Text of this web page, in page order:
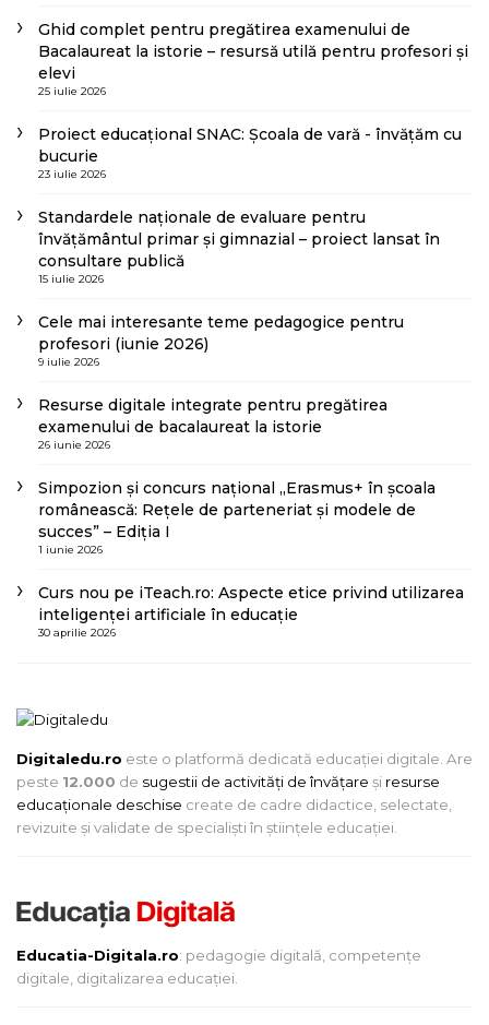
Ghid complet pentru pregătirea examenului de
Bacalaureat la istorie – resursă utilă pentru profesori și
elevi
25 iulie 2026
Proiect educațional SNAC: Școala de vară - învățăm cu
bucurie
23 iulie 2026
Standardele naționale de evaluare pentru
învățământul primar și gimnazial – proiect lansat în
consultare publică
15 iulie 2026
Cele mai interesante teme pedagogice pentru
profesori (iunie 2026)
9 iulie 2026
Resurse digitale integrate pentru pregătirea
examenului de bacalaureat la istorie
26 iunie 2026
Simpozion și concurs național „Erasmus+ în școala
românească: Rețele de parteneriat și modele de
succes” – Ediția I
1 iunie 2026
Curs nou pe iTeach.ro: Aspecte etice privind utilizarea
inteligenței artificiale în educație
30 aprilie 2026
Digitaledu.ro este o platformă dedicată educației digitale. Are
peste 12.000 de sugestii de activități de învățare și resurse
educaționale deschise create de cadre didactice, selectate,
revizuite și validate de specialiști în științele educației.
Educatia-Digitala.ro: pedagogie digitală, competențe
digitale, digitalizarea educației.